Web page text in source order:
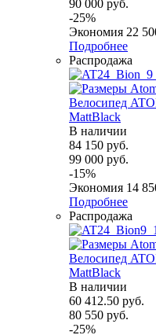
90 000 руб.
-25%
Экономия 22
Подробнее
Распродажа
Велосипед
MattBlack
В наличии
84 150 руб.
99 000 руб.
-15%
Экономия 14
Подробнее
Распродажа
Велосипед
MattBlack
В наличии
60 412.50 руб.
80 550 руб.
-25%